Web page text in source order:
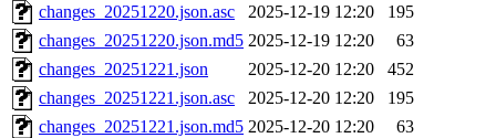
changes_20251220.json.asc
2025-12-19 12:20
195
changes_20251220.json.md5 2025-12-19 12:20
63
changes_20251221.json
2025-12-20 12:20
452
changes_20251221.json.asc
2025-12-20 12:20
195
changes_20251221.json.md5 2025-12-20 12:20
63